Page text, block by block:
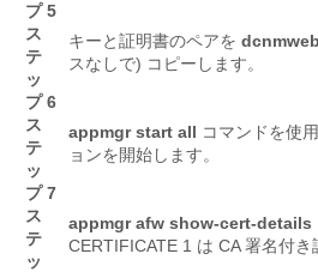
プ 5
ス
テ
ッ
プ 6
キーと証明書のペアを
スなしで) コピーします。
ス
テ
ッ
プ 7
appmgr start all コマンドを使
ョンを開始します。
ス
テ
ッ
appmgr afw show-cert-details
CERTIFICATE 1 は CA 署名付き